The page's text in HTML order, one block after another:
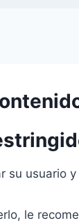
usuario
le